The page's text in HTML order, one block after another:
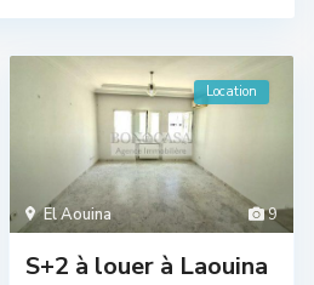
9
El Aouina
Location
S+2 à louer à Laouina